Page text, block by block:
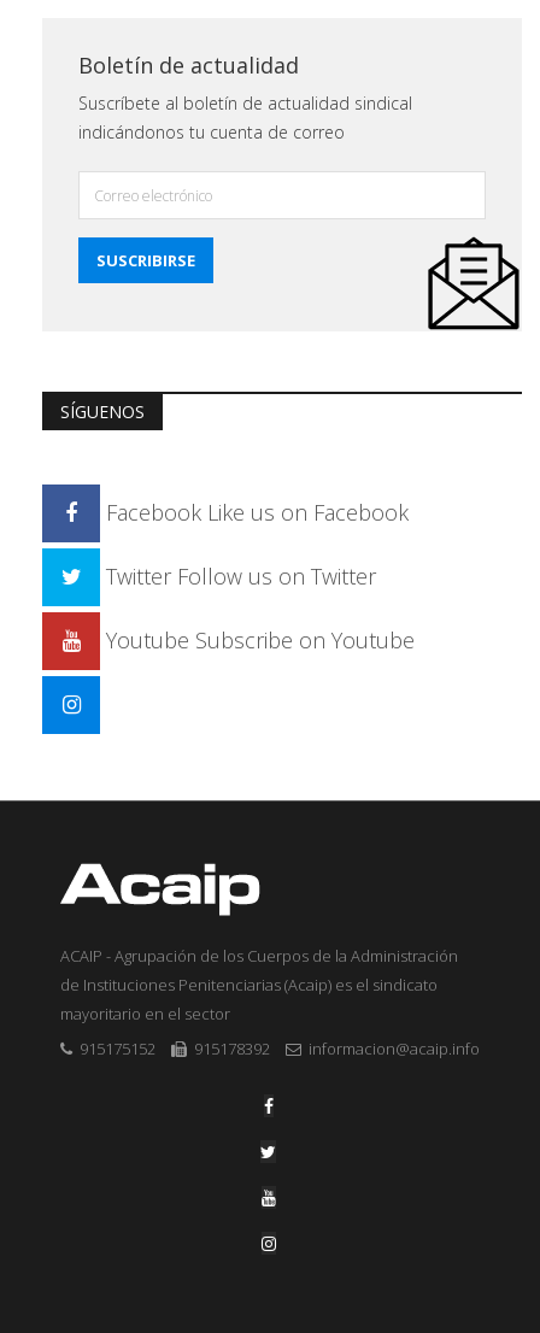
Boletín de actualidad
Suscríbete al boletín de actualidad sindical
indicándonos tu cuenta de correo
SÍGUENOS
Facebook Like us on Facebook
Twitter Follow us on Twitter
Youtube Subscribe on Youtube
ACAIP - Agrupación de los Cuerpos de la Administración
de Instituciones Penitenciarias (Acaip) es el sindicato
mayoritario en el sector
915175152
915178392 informacion@acaip.info